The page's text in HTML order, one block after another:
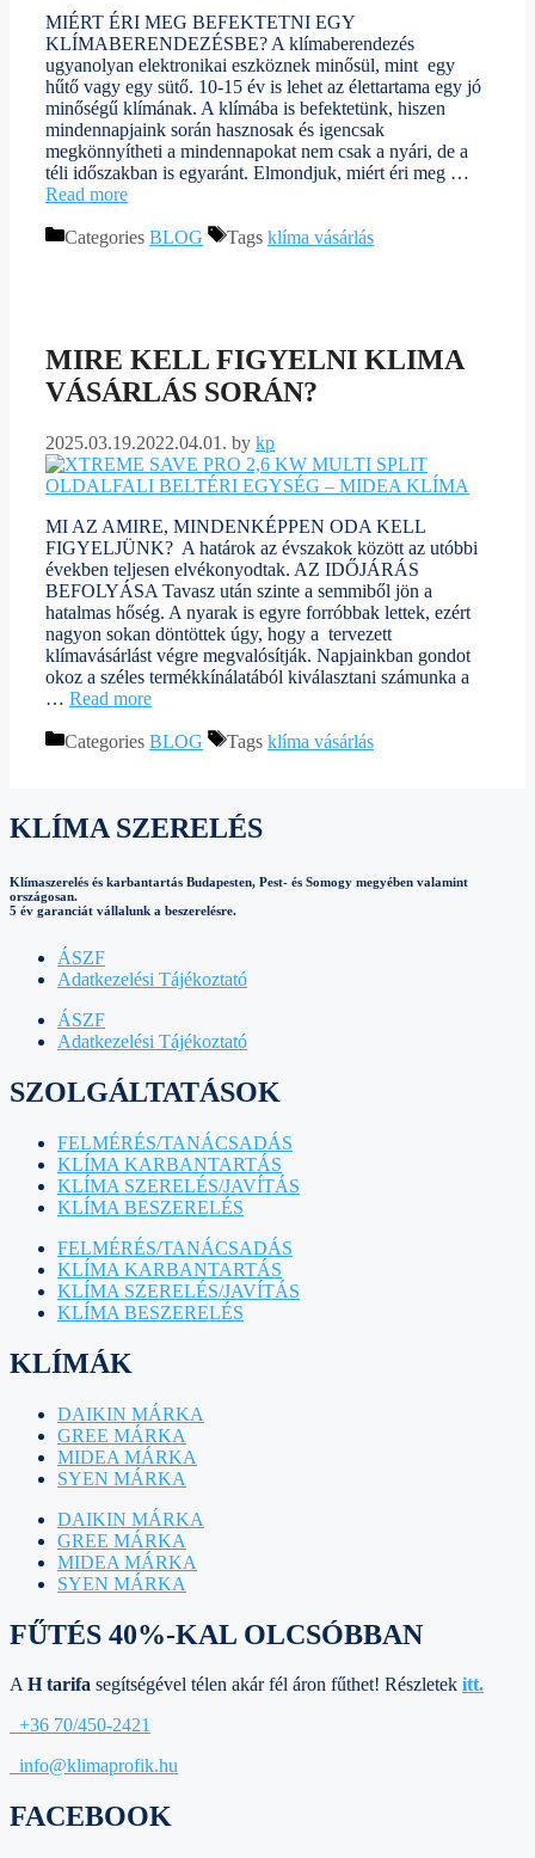
MIÉRT ÉRI MEG BEFEKTETNI EGY
KLÍMABERENDEZÉSBE? A klímaberendezés
ugyanolyan elektronikai eszköznek minősül, mint egy
hűtő vagy egy sütő. 10-15 év is lehet az élettartama egy jó
minőségű klímának. A klímába is befektetünk, hiszen
mindennapjaink során hasznosak és igencsak
megkönnyítheti a mindennapokat nem csak a nyári, de a
téli időszakban is egyaránt. Elmondjuk, miért éri meg …
Read more
Categories BLOG Tags klíma vásárlás
MIRE KELL FIGYELNI KLIMA
VÁSÁRLÁS SORÁN?
2025.03.19.2022.04.01. by kp
MI AZ AMIRE, MINDENKÉPPEN ODA KELL
FIGYELJÜNK? A határok az évszakok között az utóbbi
években teljesen elvékonyodtak. AZ IDŐJÁRÁS
BEFOLYÁSA Tavasz után szinte a semmiből jön a
hatalmas hőség. A nyarak is egyre forróbbak lettek, ezért
nagyon sokan döntöttek úgy, hogy a tervezett
klímavásárlást végre megvalósítják. Napjainkban gondot
okoz a széles termékkínálatából kiválasztani számunka a
… Read more
Categories BLOG Tags klíma vásárlás
KLÍMA SZERELÉS
Klímaszerelés és karbantartás Budapesten, Pest- és Somogy megyében valamint
országosan.
5 év garanciát vállalunk a beszerelésre.
ÁSZF
Adatkezelési Tájékoztató
ÁSZF
Adatkezelési Tájékoztató
SZOLGÁLTATÁSOK
FELMÉRÉS/TANÁCSADÁS
KLÍMA KARBANTARTÁS
KLÍMA SZERELÉS/JAVÍTÁS
KLÍMA BESZERELÉS
FELMÉRÉS/TANÁCSADÁS
KLÍMA KARBANTARTÁS
KLÍMA SZERELÉS/JAVÍTÁS
KLÍMA BESZERELÉS
KLÍMÁK
DAIKIN MÁRKA
GREE MÁRKA
MIDEA MÁRKA
SYEN MÁRKA
DAIKIN MÁRKA
GREE MÁRKA
MIDEA MÁRKA
SYEN MÁRKA
FŰTÉS 40%-KAL OLCSÓBBAN
AH tarifa segítségével télen akár fél áron fűthet! Részletek itt.
+36 70/450-2421
info@klimaprofik.hu
FACEBOOK